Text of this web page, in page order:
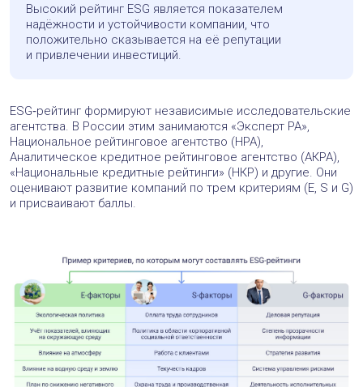
Высокий рейтинг ESG является показателем
надёжности и устойчивости компании, что
положительно сказывается на её репутации
и привлечении инвестиций.
ESG‑рейтинг формируют независимые исследовательские
агентства. В России этим занимаются «Эксперт РА»,
Национальное рейтинговое агентство (НРА),
Аналитическое кредитное рейтинговое агентство (АКРА),
«Национальные кредитные рейтинги» (НКР) и другие. Они
оценивают развитие компаний по трем критериям (E, S и G)
и присваивают баллы.